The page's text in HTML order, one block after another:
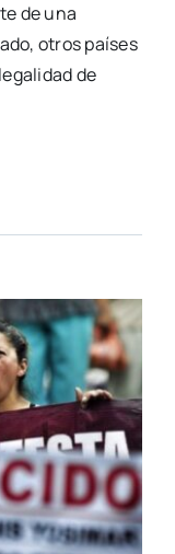
de una
otros países
de